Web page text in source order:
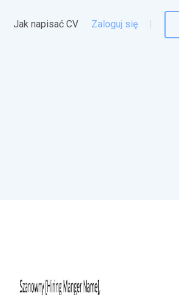
Jak napisać CV Zaloguj się